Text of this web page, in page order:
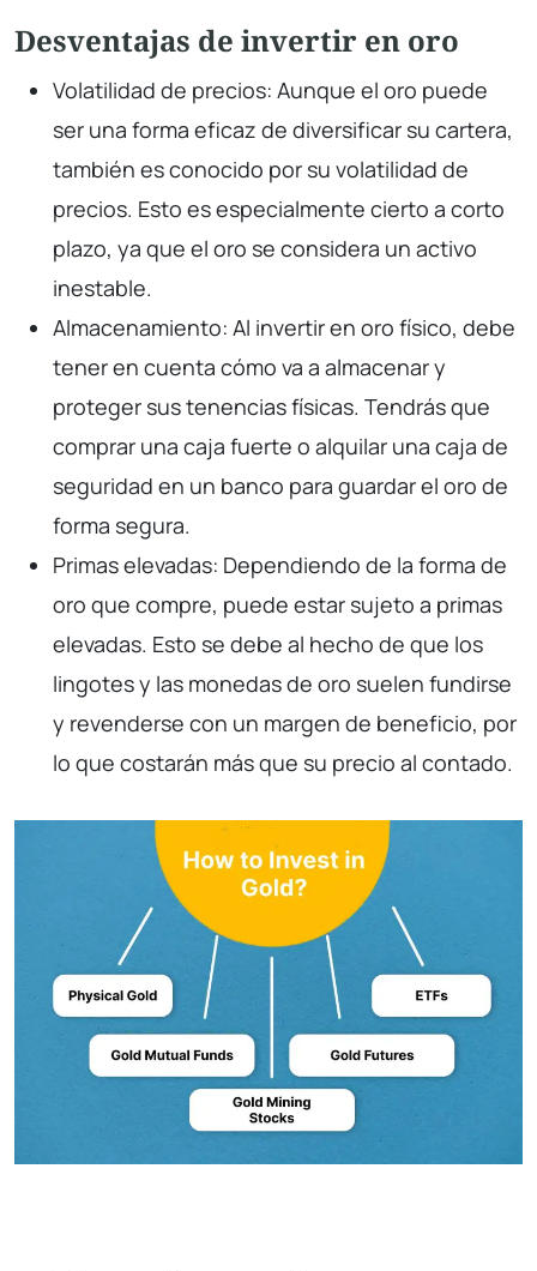
Desventajas de invertir en oro
Volatilidad de precios: Aunque el oro puede
ser una forma eficaz de diversificar su cartera,
también es conocido por su volatilidad de
precios. Esto es especialmente cierto a corto
plazo, ya que el oro se considera un activo
inestable.
Almacenamiento: Al invertir en oro físico, debe
tener en cuenta cómo va a almacenar y
proteger sus tenencias físicas. Tendrás que
comprar una caja fuerte o alquilar una caja de
seguridad en un banco para guardar el oro de
forma segura.
Primas elevadas: Dependiendo de la forma de
oro que compre, puede estar sujeto a primas
elevadas. Esto se debe al hecho de que los
lingotes y las monedas de oro suelen fundirse
y revenderse con un margen de beneficio, por
lo que costarán más que su precio al contado.